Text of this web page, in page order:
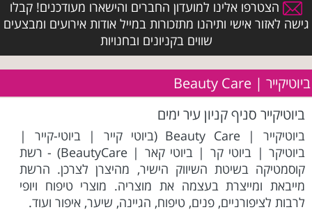
הצטרפו אלינו למועדון החברים והישארו מעודכנים! קבלו
גישה לאזור אישי ותיהנו מתזכורות במייל אודות אירועים ומבצעים
שווים בקניונים ובחנויות
ביוטיקייר | Beauty Care
ביוטיקייר סניף קניון עיר ימים
ביוטיקייר | Beauty Care (ביוטי קייר | ביוטי-קייר |
ביוטיקר | ביוטי קר | ביוטי קאר | BeautyCare) - רשת
קוסמטיקה בשיטת השיווק הישיר, מהיצרן לצרכן. הרשת
מייבאת ומייצרת בעצמה את מוצריה. מוצרי טיפוח ויופי
לרבות לציפורניים, פנים, טיפוח, הגיינה, שיער, איפור ועוד.